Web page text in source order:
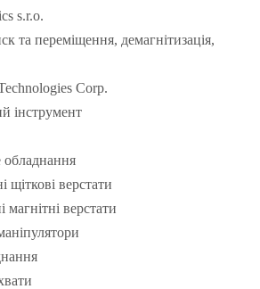
s.r.o.
та переміщення, демагнітизація,
Corp.
інструмент
щіткові верстати
магнітні верстати